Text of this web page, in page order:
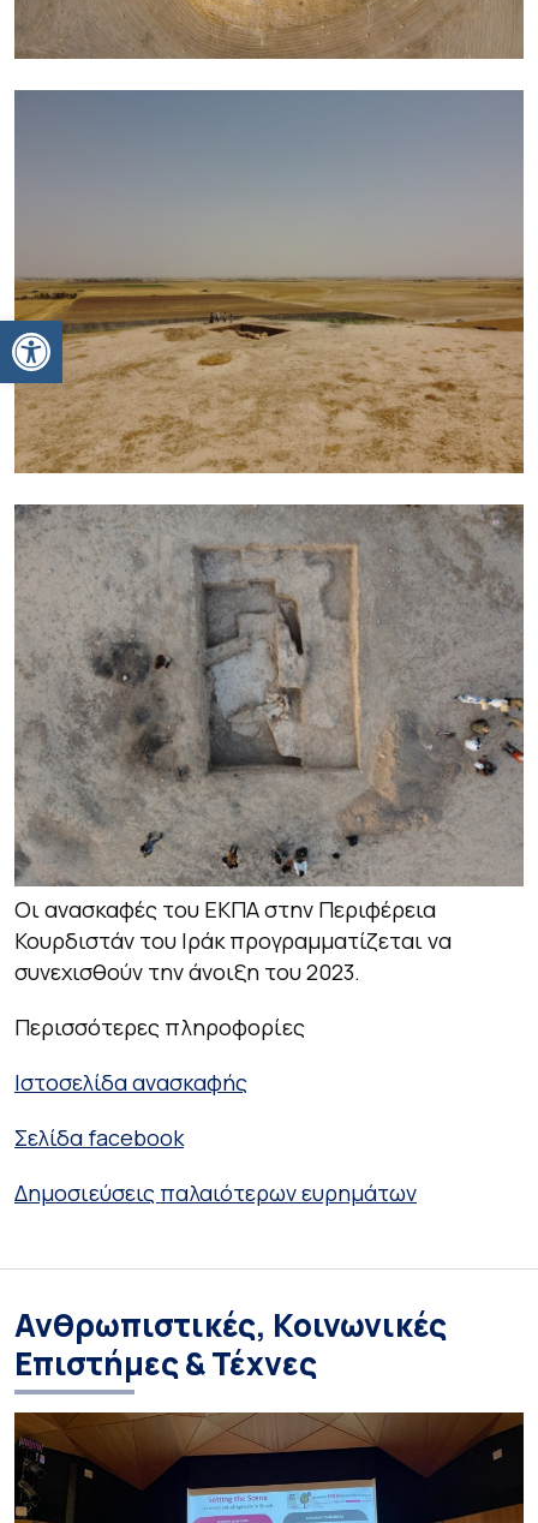
Ανοίξτε τη γραμμή εργαλείων
Οι ανασκαφές του ΕΚΠΑ στην Περιφέρεια
Κουρδιστάν του Ιράκ προγραμματίζεται να
συνεχισθούν την άνοιξη του 2023.
Περισσότερες πληροφορίες
Ιστοσελίδα ανασκαφής
Σελίδα facebook
Δημοσιεύσεις παλαιότερων ευρημάτων
Ανθρωπιστικές, Κοινωνικές
Επιστήμες & Τέχνες